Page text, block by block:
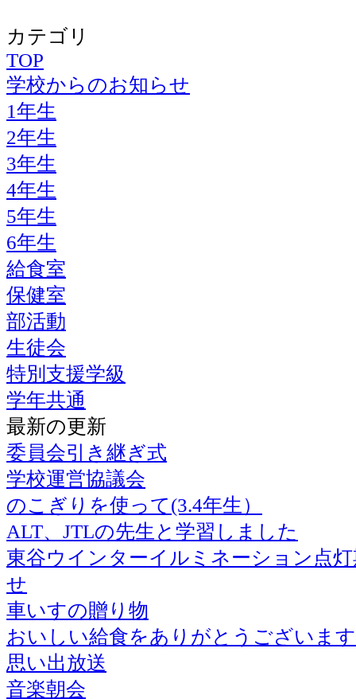
カテゴリ
TOP
学校からのお知らせ
1年生
2年生
3年生
4年生
5年生
6年生
給食室
保健室
部活動
生徒会
特別支援学級
学年共通
最新の更新
委員会引き継ぎ式
学校運営協議会
のこぎりを使って(3.4年生）
ALT、JTLの先生と学習しました
東谷ウインターイルミネーション点
せ
車いすの贈り物
おいしい給食をありがとうございます
思い出放送
音楽朝会